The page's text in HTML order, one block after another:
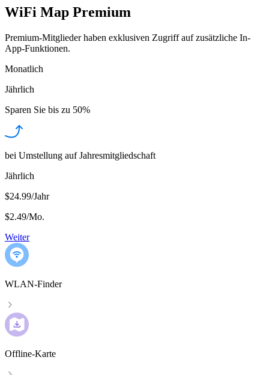
WiFi Map Premium
Premium-Mitglieder haben exklusiven Zugriff auf zusätzliche In-
App-Funktionen.
Monatlich
Jährlich
Sparen Sie bis zu 50%
bei Umstellung auf Jahresmitgliedschaft
Jährlich
$24.99/Jahr
$2.49/Mo.
Weiter
WLAN-Finder
Offline-Karte